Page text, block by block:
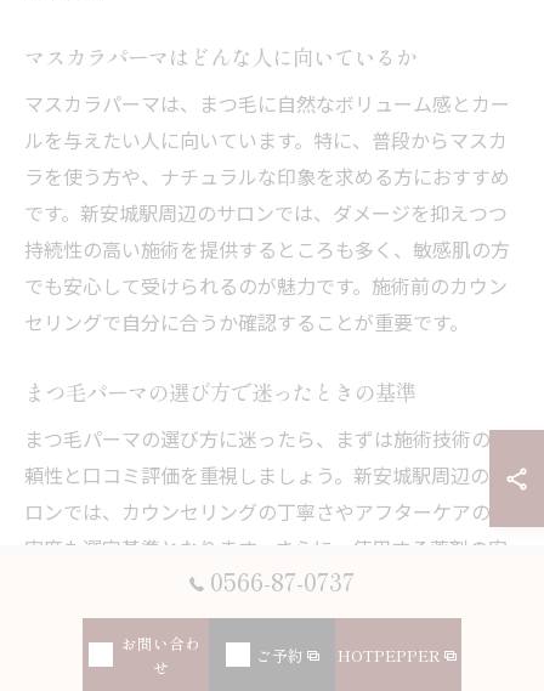
マスカラパーマはどんな人に向いているか
マスカラパーマは、まつ毛に自然なボリューム感とカー
ルを与えたい人に向いています。特に、普段からマスカ
ラを使う方や、ナチュラルな印象を求める方におすすめ
です。新安城駅周辺のサロンでは、ダメージを抑えつつ
持続性の高い施術を提供するところも多く、敏感肌の方
でも安心して受けられるのが魅力です。施術前のカウン
セリングで自分に合うか確認することが重要です。
まつ毛パーマの選び方で迷ったときの基準
まつ毛パーマの選び方に迷ったら、まずは施術技術の信
頼性と口コミ評価を重視しましょう。新安城駅周辺のサ
ロンでは、カウンセリングの丁寧さやアフターケアの充
実度も選定基準となります。さらに、使用する薬剤の安
全性やまつ毛へのダメージの少なさもポイントです。こ
れらを踏まえ、実際の施術例を確認して自分の理想の仕
上がりに近いか判断すると失敗が減ります。
0566-87-0737
お問い合わ
せ
ご予約 HOTPEPPER